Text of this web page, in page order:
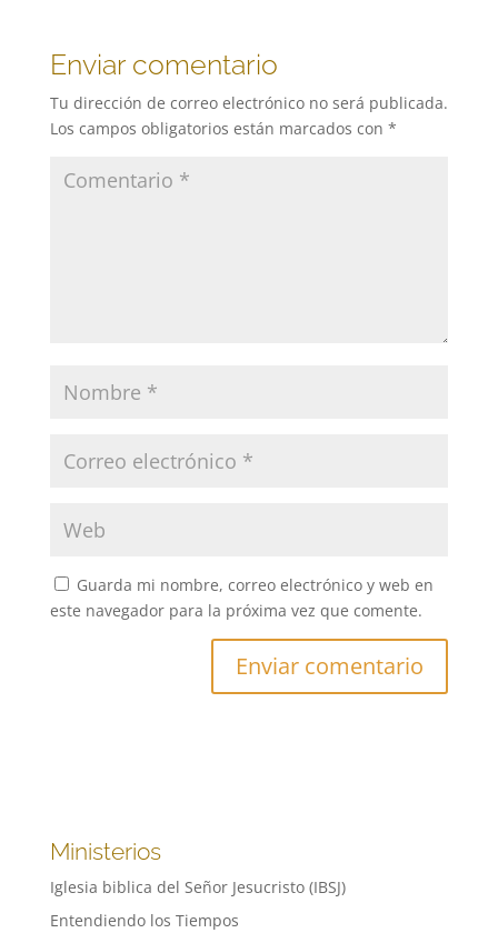
Enviar comentario
Tu dirección de correo electrónico no será publicada.
Los campos obligatorios están marcados con *
Guarda mi nombre, correo electrónico y web en
este navegador para la próxima vez que comente.
Ministerios
Iglesia biblica del Señor Jesucristo (IBSJ)
Entendiendo los Tiempos